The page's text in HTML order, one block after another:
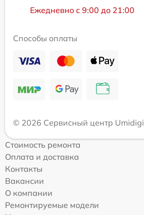
Ежедневно с 9:00 до 21:00
Способы оплаты
© 2026 Сервисный центр Umidigi
Стоимость ремонта
Оплата и доставка
Контакты
Вакансии
О компании
Ремонтируемые модели